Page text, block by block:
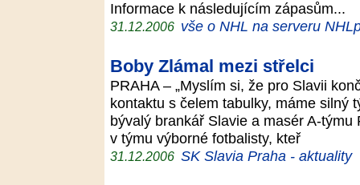
Informace k následujícím zápasům...
31.12.2006 vše o NHL na serveru
Boby Zlámal mezi střelci
PRAHA – „Myslím si, že pro Slavii
kontaktu s čelem tabulky, máme silný
bývalý brankář Slavie a masér A-
v týmu výborné fotbalisty, kteř
31.12.2006 SK Slavia Praha - aktuality